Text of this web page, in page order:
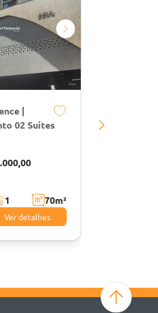
|
02 Suítes
1 70m²
Ver detalhes